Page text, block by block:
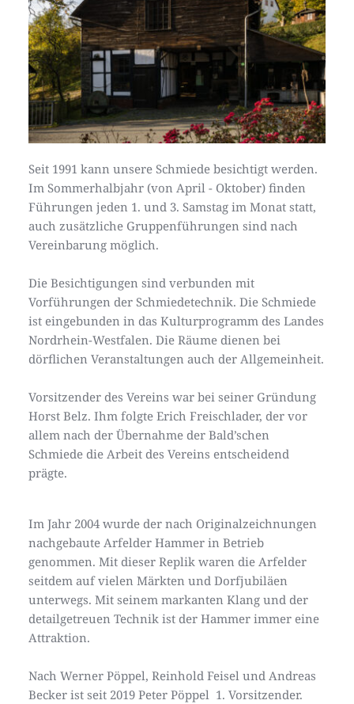
Seit 1991 kann unsere Schmiede besichtigt werden.
Im Sommerhalbjahr (von April - Oktober) finden
Führungen jeden 1. und 3. Samstag im Monat statt,
auch zusätzliche Gruppenführungen sind nach
Vereinbarung möglich.
Die Besichtigungen sind verbunden mit
Vorführungen der Schmiedetechnik. Die Schmiede
ist eingebunden in das Kulturprogramm des Landes
Nordrhein-Westfalen. Die Räume dienen bei
dörflichen Veranstaltungen auch der Allgemeinheit.
Vorsitzender des Vereins war bei seiner Gründung
Horst Belz. Ihm folgte Erich Freischlader, der vor
allem nach der Übernahme der Bald’schen
Schmiede die Arbeit des Vereins entscheidend
prägte.
Im Jahr 2004 wurde der nach Originalzeichnungen
nachgebaute Arfelder Hammer in Betrieb
genommen. Mit dieser Replik waren die Arfelder
seitdem auf vielen Märkten und Dorfjubiläen
unterwegs. Mit seinem markanten Klang und der
detailgetreuen Technik ist der Hammer immer eine
Attraktion.
Nach Werner Pöppel, Reinhold Feisel und Andreas
Becker ist seit 2019 Peter Pöppel  1. Vorsitzender.